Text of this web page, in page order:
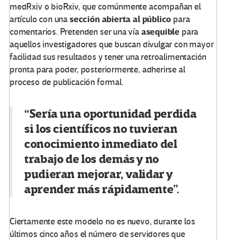
medRxiv o bioRxiv, que comúnmente acompañan el
artículo con unasección abierta al público para
comentarios. Pretenden ser una víaasequible para
aquellos investigadores que buscan divulgar con mayor
facilidad sus resultados y tener una retroalimentación
pronta para poder, posteriormente, adherirse al
proceso de publicación formal.
“Sería una oportunidad perdida
si los científicos no tuvieran
conocimiento inmediato del
trabajo de los demás y no
pudieran mejorar, validar y
aprender más rápidamente”.
Ciertamente este modelo no es nuevo, durante los
últimos cinco años el número de servidores que